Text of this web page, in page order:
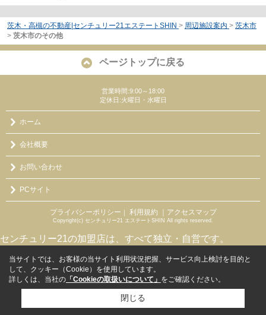
茨木・高槻の不動産|センチュリー21エステートSHIN > 周辺施設案内 > 茨木市
> 茨木市のその他
ページトップに戻る
営業時間:9:00～18:00
定休日:火曜日・水曜日
ホーム
会社概要
お問い合わせ
PCサイト
プライバシーポリシー ｜ 利用規約 ｜アクセスマップ
Copyright(c) センチュリー21 エステートSHIN All rights reserved.
センチュリー21の加盟店は、すべて独立・自営です。
当サイトでは、お客様の当サイト利用状況把握、サービス向上検討を目的と
して、クッキー（Cookie）を使用しています。
詳しくは、当社の 「Cookieの取扱いについて」 をご確認ください。
閉じる